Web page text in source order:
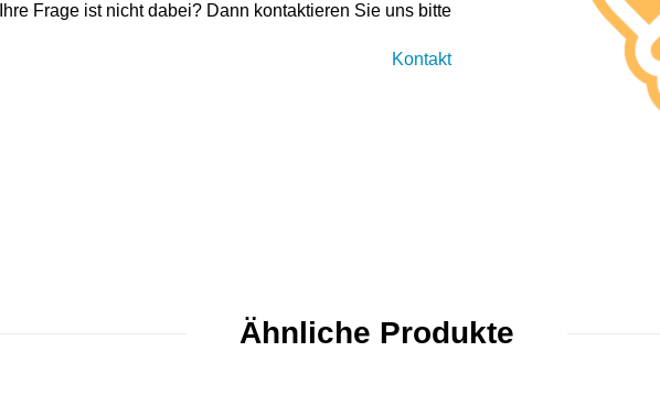
Frage ist nicht dabei? Dann kontaktieren Sie uns bitte
Kontakt
Ähnliche Produkte